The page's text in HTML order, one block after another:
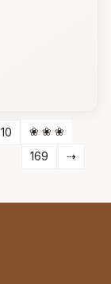
10
❀ ❀ ❀
169
⇢